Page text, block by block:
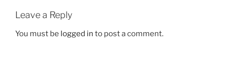
Leave a Reply
You must be logged in to post a comment.